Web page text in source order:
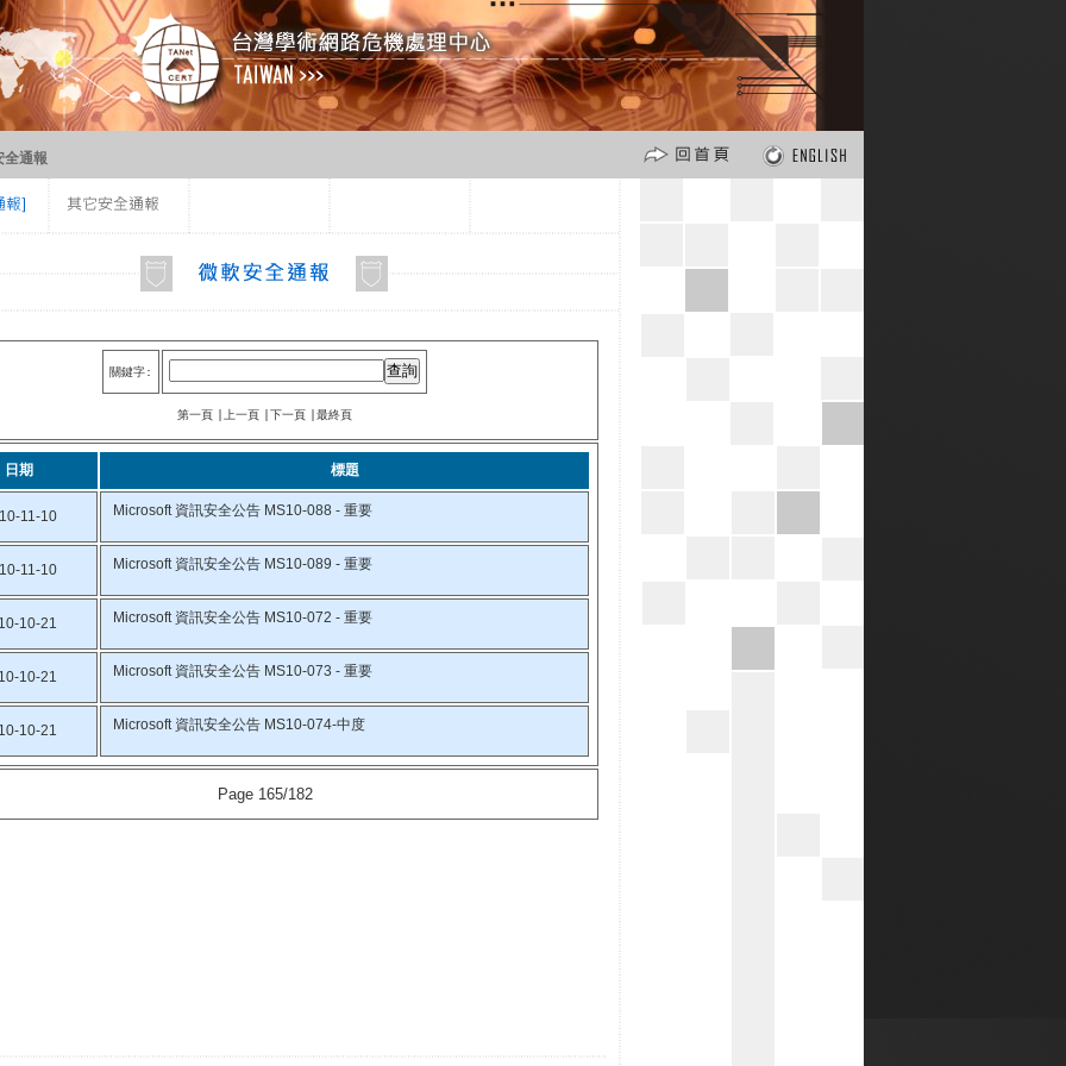
全通報
關鍵字:
第一頁 |上一頁 |下一頁 |最終頁
日期 標題
11-10 Microsoft 資訊安全公告 MS10-088 - 重要
11-10 Microsoft 資訊安全公告 MS10-089 - 重要
10-21 Microsoft 資訊安全公告 MS10-072 - 重要
10-21 Microsoft 資訊安全公告 MS10-073 - 重要
10-21 Microsoft 資訊安全公告 MS10-074-中度
Page 165/182